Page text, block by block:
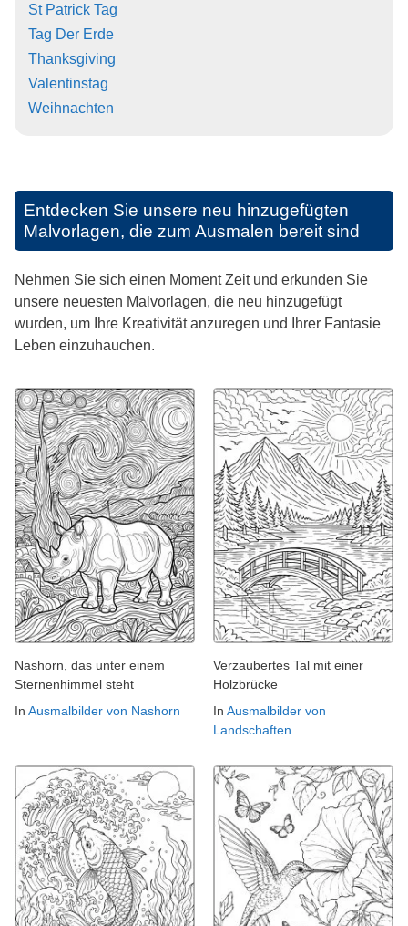
St Patrick Tag
Tag Der Erde
Thanksgiving
Valentinstag
Weihnachten
Entdecken Sie unsere neu hinzugefügten
Malvorlagen, die zum Ausmalen bereit sind
Nehmen Sie sich einen Moment Zeit und erkunden Sie
unsere neuesten Malvorlagen, die neu hinzugefügt
wurden, um Ihre Kreativität anzuregen und Ihrer Fantasie
Leben einzuhauchen.
Nashorn, das unter einem
Sternenhimmel steht
In Ausmalbilder von Nashorn
Verzaubertes Tal mit einer
Holzbrücke
In Ausmalbilder von
Landschaften